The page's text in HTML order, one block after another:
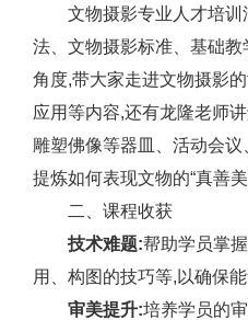
文物摄影专业人才培
法、文物摄影标准、基础
角度,带大家走进文物摄影
应用等内容,还有龙隆老师
雕塑佛像等器皿、活动会
提炼如何表现文物的“真善美
二、课程收获
技术难题:帮助学员掌
用、构图的技巧等,以确保
审美提升:培养学员的